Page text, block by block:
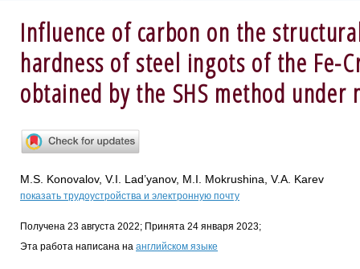
Influence of carbon on the
hardness of steel ingots of the Fe-
obtained by the SHS method
M.S. Konovalov, V.I. Lad’yanov, M.I. Mokrushina, V.A. Karev
показать трудоустройства и электронную почту
Получена 23 августа 2022; Принята 24 января 2023;
Эта работа написана на английском языке